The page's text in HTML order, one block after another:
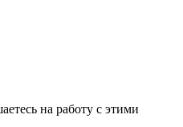
на работу с этими